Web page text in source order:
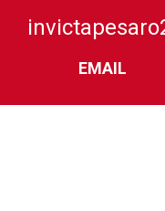
EMAIL